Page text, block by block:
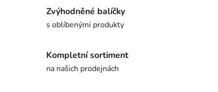
Zvýhodněné balíčky
s oblíbenými produkty
Kompletní sortiment
na našich prodejnách